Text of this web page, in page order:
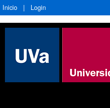
Inicio | Login